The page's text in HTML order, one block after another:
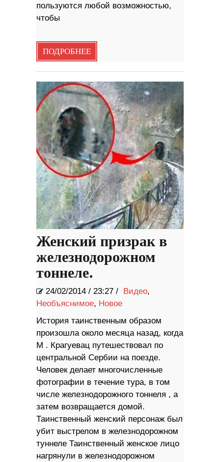
пользуются любой возможностью,
чтобы
ПОДРОБНЕЕ
Женский призрак в
железнодорожном
тоннеле.
24/02/2014 / 23:27 / Видео,
Необъяснимое, Новое
История таинственным образом
произошла около месяца назад, когда
М . Крагуевац путешествовал по
центральной Сербии на поезде.
Человек делает многочисленные
фотографии в течение тура, в том
числе железнодорожного тоннеля , а
затем возвращается домой.
Таинственный женский персонаж был
убит выстрелом в железнодорожном
туннеле Таинственный женское лицо
нагрянули в железнодорожном